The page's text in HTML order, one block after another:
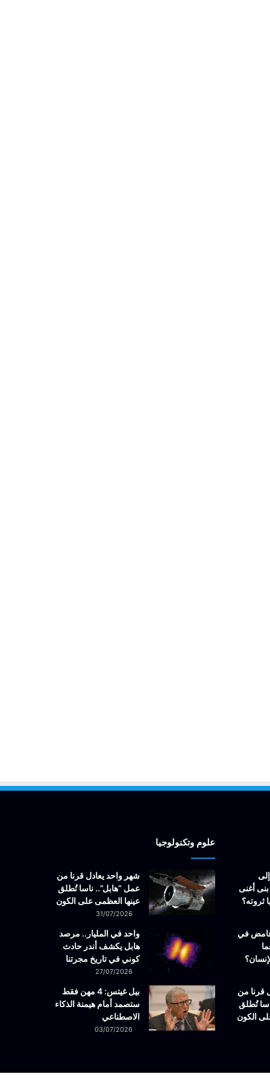
أغنى
ثروته؟
في
قرنا من
تُطلق
الكون
علوم وتكنولوجيا
شهر واحد يعادل قرنا من
عمل “هابل”.. ناسا تُطلق
عينها العظمى على الكون
31/07/2026
واحد في المليار.. مرصد
هابل يكشف أندر حادث
كوني في تاريخ مجرتنا
27/07/2026
بيل غيتس: 4 مهن فقط
ستصمد أمام هيمنة الذكاء
الاصطناعي
03/07/2026